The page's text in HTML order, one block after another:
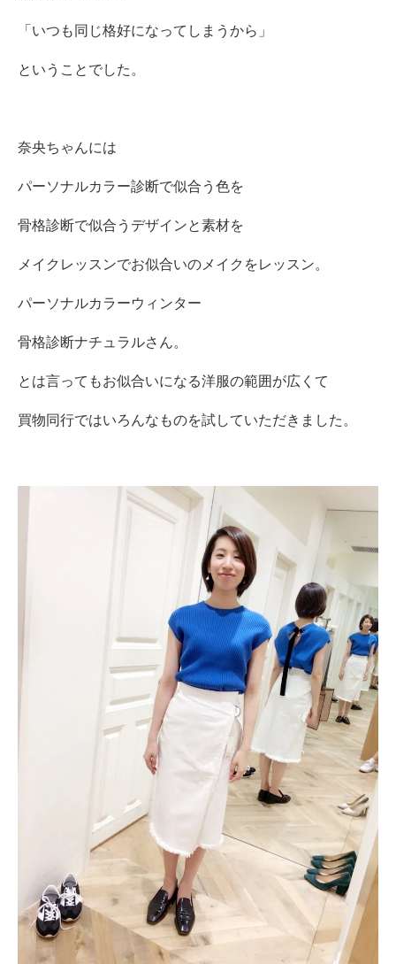
「いつも同じ格好になってしまうから」
ということでした。
奈央ちゃんには
パーソナルカラー診断で似合う色を
骨格診断で似合うデザインと素材を
メイクレッスンでお似合いのメイクをレッスン。
パーソナルカラーウィンター
骨格診断ナチュラルさん。
とは言ってもお似合いになる洋服の範囲が広くて
買物同行ではいろんなものを試していただきました。